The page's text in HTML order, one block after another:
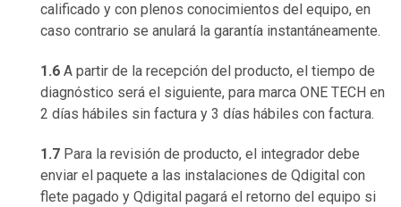
calificado y con plenos conocimientos del equipo, en
caso contrario se anulará la garantía instantáneamente.
1.6 A partir de la recepción del producto, el tiempo de
diagnóstico será el siguiente, para marca ONE TECH en
2 días hábiles sin factura y 3 días hábiles con factura.
1.7 Para la revisión de producto, el integrador debe
enviar el paquete a las instalaciones de Qdigital con
flete pagado y Qdigital pagará el retorno del equipo si